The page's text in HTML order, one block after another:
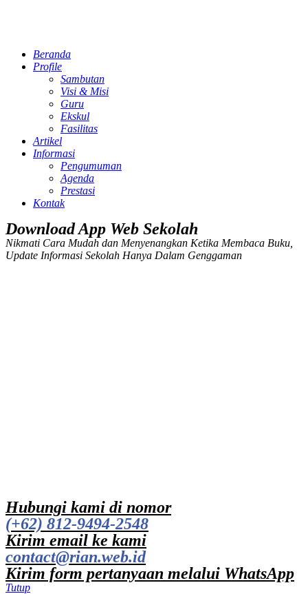
Beranda
Profile
Sambutan
Visi & Misi
Guru
Ekskul
Fasilitas
Artikel
Informasi
Pengumuman
Agenda
Prestasi
Kontak
Download App Web Sekolah
Nikmati Cara Mudah dan Menyenangkan Ketika Membaca Buku,
Update Informasi Sekolah Hanya Dalam Genggaman
Hubungi kami di nomor
(+62) 812-9494-2548
Kirim email ke kami
contact@rian.web.id
Kirim form pertanyaan melalui WhatsApp
Tutup